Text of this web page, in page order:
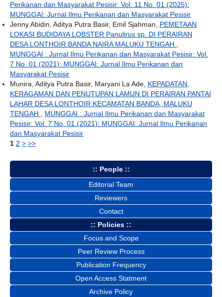
Perikanan dan Masyarakat Pesisir: Vol. 11 No. 01 (2025):
MUNGGAI: Jurnal Ilmu Perikanan dan Masyarakat Pesisir
Jenny Abidin, Aditya Putra Basir, Emil Sjahman, PEMETAAN
LOKASI BUDIDAYA LOBSTER Panulirus sp. DI PERAIRAN
DESA LONTHOIR BANDA NAIRA MALUKU TENGAH
MUNGGAI : Jurnal Ilmu Perikanan dan Masyarakat Pesisir: Vol.
7 No. 01 (2021): MUNGGAI: Jurnal Ilmu Perikanan dan
Masyarakat Pesisir
Munira, Aditya Putra Basir, Maryani La Ade, KEPADATAN,
KERAGAMAN DAN PENUTUPAN LAMUN DI PERAIRAN PANTAI
LAHAR DESA LONTHOIR KECAMATAN BANDA, MALUKU
TENGAH
MUNGGAI : Jurnal Ilmu Perikanan dan Masyarakat
Pesisir: Vol. 7 No. 01 (2021): MUNGGAI: Jurnal Ilmu Perikanan
dan Masyarakat Pesisir
1 2 > >>
:: People ::
Editorial Team
Reviewers
Contact
:: Policies ::
Focus and Scope
Peer Review Process
Publication Frequency
Open Access Statment
Archive Policy